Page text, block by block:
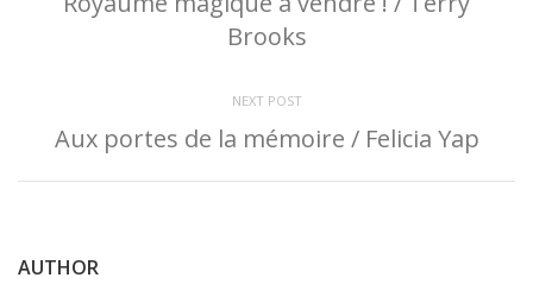
Brooks
NEXT POST
Aux portes de la mémoire / Felicia Yap
AUTHOR